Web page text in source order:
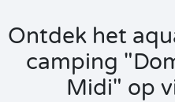
Ontdek het
camping
Midi" op